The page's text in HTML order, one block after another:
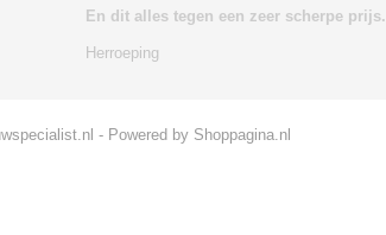
En dit alles tegen een zeer scherpe prijs.
Herroeping
- Powered by Shoppagina.nl